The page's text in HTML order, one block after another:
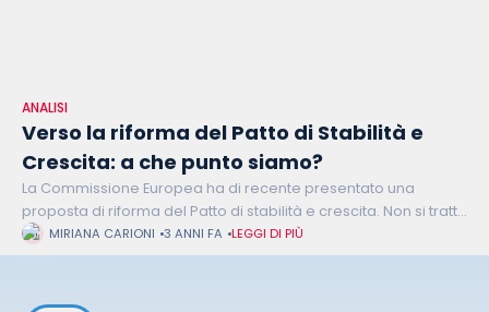
ANALISI
Verso la riforma del Patto di Stabilità e
Crescita: a che punto siamo?
La Commissione Europea ha di recente presentato una
proposta di riforma del Patto di stabilità e crescita. Non si tratta
di un tema nuovo: è da anni, infatti, che se
MIRIANA CARIONI 3 ANNI FA LEGGI DI PIÙ